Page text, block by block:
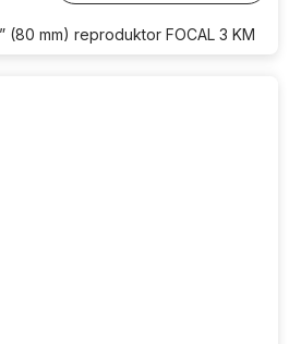
(80 mm) reproduktor FOCAL 3 KM